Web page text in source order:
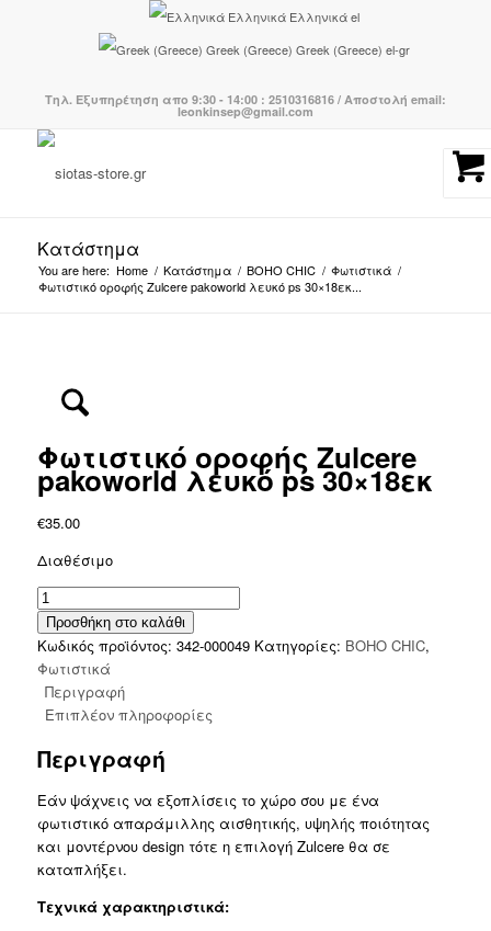
Ελληνικά Ελληνικά el
Greek (Greece) Greek (Greece) el-gr
Τηλ. Εξυπηρέτηση απο 9:30 - 14:00 : 2510316816 / Αποστολή email:
leonkinsep@gmail.com
Κατάστημα
You are here: Home / Κατάστημα / BOHO CHIC / Φωτιστικά /
Φωτιστικό οροφής Zulcere pakoworld λευκό ps 30×18εκ...
Φωτιστικό οροφής Zulcere
pakoworld λευκό ps 30×18εκ
€35.00
Διαθέσιμο
Φωτιστικό
οροφής
Zulcere
pakoworld
λευκό
ps
ποσότητα
Προσθήκη στο καλάθι
Κωδικός προϊόντος: 342-000049 Κατηγορίες: BOHO CHIC,
Φωτιστικά
Περιγραφή
Επιπλέον πληροφορίες
Περιγραφή
Εάν ψάχνεις να εξοπλίσεις το χώρο σου με ένα
φωτιστικό απαράμιλλης αισθητικής, υψηλής ποιότητας
και μοντέρνου design τότε η επιλογή Zulcere θα σε
καταπλήξει.
Τεχνικά χαρακτηριστικά: